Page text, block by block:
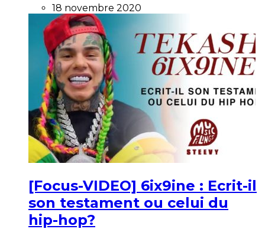
18 novembre 2020
[Focus-VIDEO] 6ix9ine : Ecrit-il
son testament ou celui du
hip-hop?